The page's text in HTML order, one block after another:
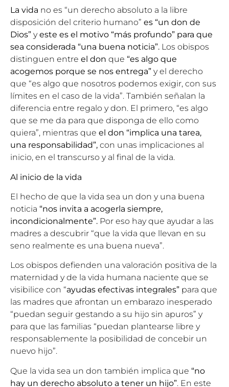
La vida no es “un derecho absoluto a la libre
disposición del criterio humano” es “un don de
Dios” yeste es el motivo “más profundo” para que
sea considerada “una buena noticia”. Los obispos
distinguen entre el don que “es algo que
acogemos porque se nos entrega” y el derecho
que “es algo que nosotros podemos exigir, con sus
límites en el caso de la vida”. También señalan la
diferencia entre regalo y don. El primero, “es algo
que se me da para que disponga de ello como
quiera”, mientras que el don “implica una tarea,
una responsabilidad”, con unas implicaciones al
inicio, en el transcurso y al final de la vida.
Al inicio de la vida
El hecho de que la vida sea un don y una buena
noticia “nos invita a acogerla siempre,
incondicionalmente”. Por eso hay que ayudar a las
madres a descubrir “que la vida que llevan en su
seno realmente es una buena nueva”.
Los obispos defienden una valoración positiva de la
maternidad y de la vida humana naciente que se
visibilice con “ayudas efectivas integrales” para que
las madres que afrontan un embarazo inesperado
“puedan seguir gestando a su hijo sin apuros” y
para que las familias “puedan plantearse libre y
responsablemente la posibilidad de concebir un
nuevo hijo”.
Que la vida sea un don también implica que “no
hay un derecho absoluto a tener un hijo”. En este